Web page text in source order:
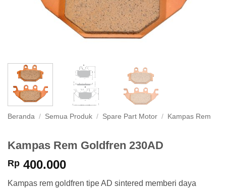
Beranda / Semua Produk / Spare Part Motor / Kampas Rem
Kampas Rem Goldfren 230AD
Rp 400.000
Kampas rem goldfren tipe AD sintered memberi daya